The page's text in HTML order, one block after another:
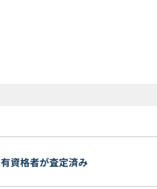
資格者が査定済み